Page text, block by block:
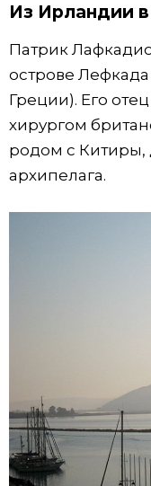
Из Ирландии
Патрик
острове
Греции). Его
хирургом
родом с Китиры,
архипелага.